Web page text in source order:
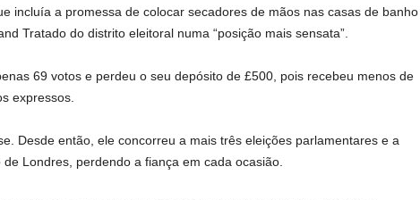
incluía a promessa de colocar secadores de mãos nas casas de banho
Tratado do distrito eleitoral numa “posição mais sensata”.
69 votos e perdeu o seu depósito de £500, pois recebeu menos de
expressos.
Desde então, ele concorreu a mais três eleições parlamentares e a
Londres, perdendo a fiança em cada ocasião.